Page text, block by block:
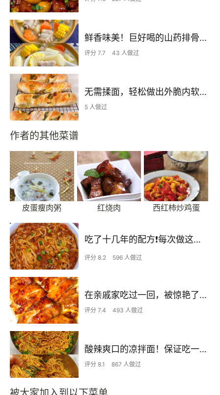
鲜香味美！巨好喝的山药排骨汤！！
评分 7.7 43 人做过
无需揉面，轻松做出外脆内软的恰巴塔扭扭棒，手残党们的福利来咯~
5 人做过
作者的其他菜谱
皮蛋瘦肉粥 红烧肉 西红柿炒鸡蛋
吃了十几年的配方❗️每次做这至少吃2碗
评分 8.2 596 人做过
在亲戚家吃过一回，被惊艳了…
评分 7.4 493 人做过
酸辣爽口的凉拌面！保证吃一次就上瘾
评分 8.1 867 人做过